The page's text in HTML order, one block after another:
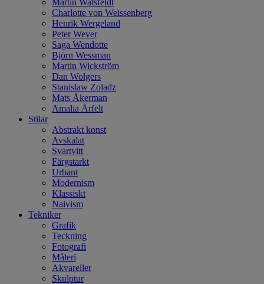
Charlotte von Weissenberg
Henrik Wergeland
Peter Wever
Saga Wendotte
Björn Wessman
Martin Wickström
Dan Wolgers
Stanislaw Zoladz
Mats Åkerman
Amalia Årfelt
Stilar
Abstrakt konst
Avskalat
Svartvitt
Färgstarkt
Urbant
Modernism
Klassiskt
Naivism
Tekniker
Grafik
Teckning
Fotografi
Måleri
Akvareller
Skulptur